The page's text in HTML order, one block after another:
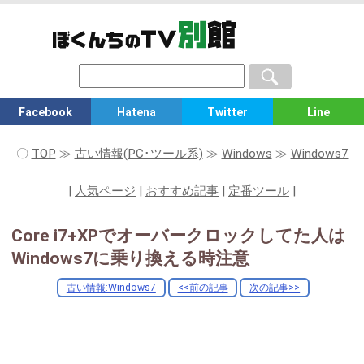
Facebook Hatena Twitter Line
〇 TOP ≫ 古い情報(PC･ツール系) ≫ Windows ≫ Windows7
| 人気ページ | おすすめ記事 | 定番ツール |
Core i7+XPでオーバークロックしてた人は
Windows7に乗り換える時注意
古い情報:Windows7 <<前の記事 次の記事>>